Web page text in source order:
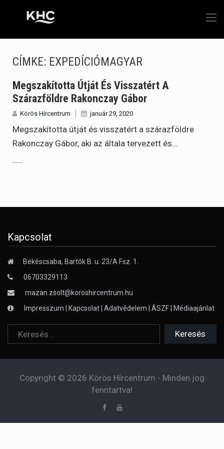
CÍMKE: EXPEDÍCIÓMAGYAR
Megszakította Útját És Visszatért A
Szárazföldre Rakonczay Gábor
Körös Hírcentrum január 29, 2020
Megszakította útját és visszatért a szárazföldre
Rakonczay Gábor, aki az általa tervezett és…
Kapcsolat
Békéscsaba, Bartók B. u. 23/A Fsz. 1.
06703329113
mazan.zsolt@koroshircentrum.hu
Impresszum
Kapcsolat Adatvédelem ÁSZF Médiaajánlat
Copyright © 2026 Körös Hírcentrum - Minden jog
fenntartva!